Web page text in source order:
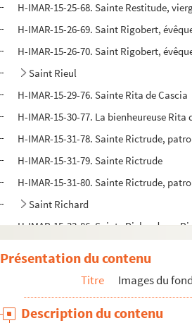
H-IMAR-15-25-68. Sainte Restitude,
H-IMAR-15-26-69. Saint Rigobert,
H-IMAR-15-26-70. Saint Rigobert,
Saint Rieul
H-IMAR-15-29-76. Sainte Rita de Cascia
H-IMAR-15-30-77. La bienheureuse
H-IMAR-15-31-78. Sainte Rictrude,
H-IMAR-15-31-79. Sainte Rictrude
H-IMAR-15-31-80. Sainte Rictrude,
Saint Richard
H-IMAR-15-33-86. Sainte Richarde ou
H-IMAR-15-66-222. Le Bienheureux
Présentation du contenu
Titre Images du
Description du contenu